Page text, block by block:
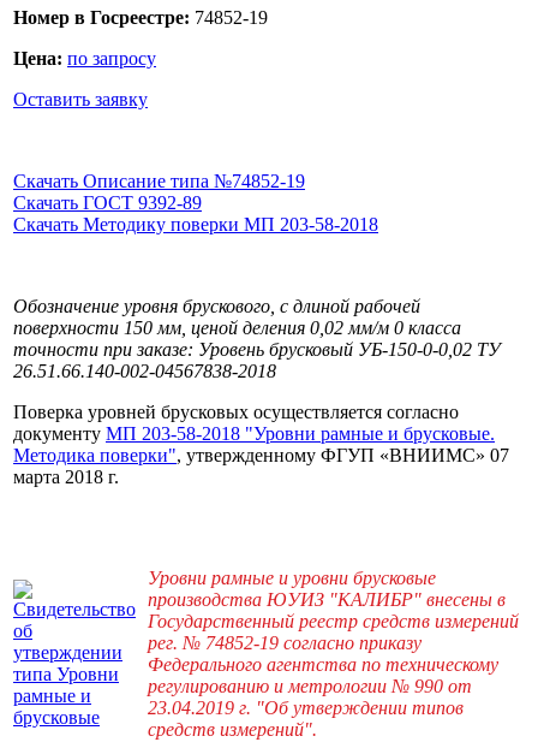
Номер в Госреестре: 74852-19
Цена: по запросу
Оставить заявку
Скачать Описание типа №74852-19
Скачать ГОСТ 9392-89
Скачать Методику поверки МП 203-58-2018
Обозначение уровня брускового, с длиной рабочей
поверхности 150 мм, ценой деления 0,02 мм/м 0 класса
точности при заказе: Уровень брусковый УБ-150-0-0,02 ТУ
26.51.66.140-002-04567838-2018
Поверка уровней брусковых осуществляется согласно
документу МП 203-58-2018 "Уровни рамные и брусковые.
Методика поверки", утвержденному ФГУП «ВНИИМС» 07
марта 2018 г.
Уровни рамные и уровни брусковые
производства ЮУИЗ "КАЛИБР" внесены в
Государственный реестр средств измерений
рег. № 74852-19 согласно приказу
Федерального агентства по техническому
регулированию и метрологии № 990 от
23.04.2019 г. "Об утверждении типов
средств измерений".